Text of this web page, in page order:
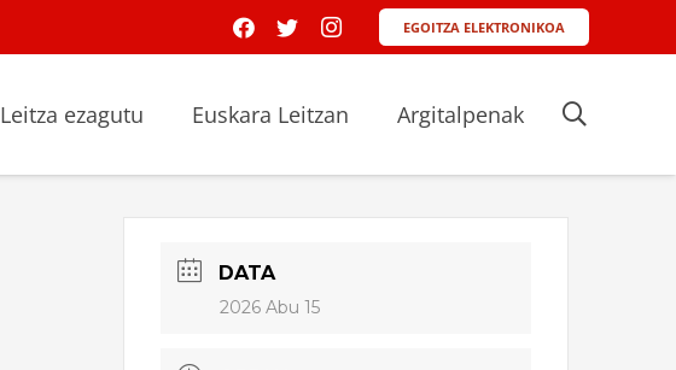
EGOITZA ELEKTRONIKOA
Leitza ezagutu Euskara Leitzan Argitalpenak
DATA
2026 Abu 15